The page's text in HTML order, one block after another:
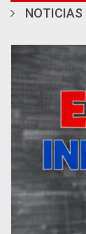
NOTICIAS